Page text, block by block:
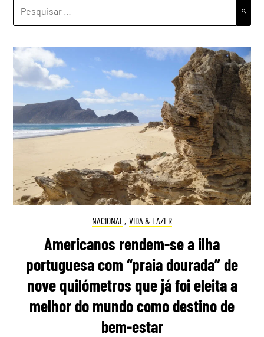
NACIONAL , VIDA & LAZER
Americanos rendem-se a ilha
portuguesa com “praia dourada” de
nove quilómetros que já foi eleita a
melhor do mundo como destino de
bem-estar